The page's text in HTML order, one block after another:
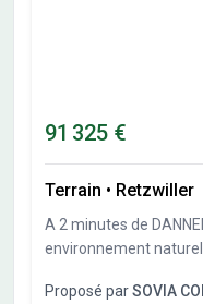
91 325 €
Terrain • Retzwiller
A 2 minutes de
environnement
sol possible et garage
Proposé parSOVIA